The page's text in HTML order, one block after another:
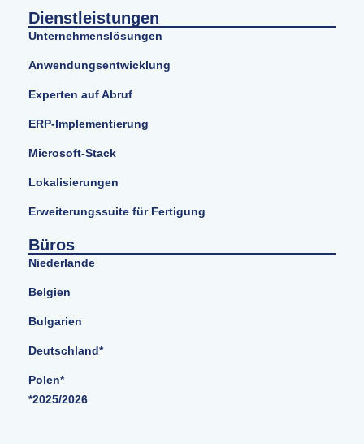
Dienstleistungen
Unternehmenslösungen
Anwendungsentwicklung
Experten auf Abruf
ERP-Implementierung
Microsoft-Stack
Lokalisierungen
Erweiterungssuite für Fertigung
Büros
Niederlande
Belgien
Bulgarien
Deutschland*
Polen*
*2025/2026